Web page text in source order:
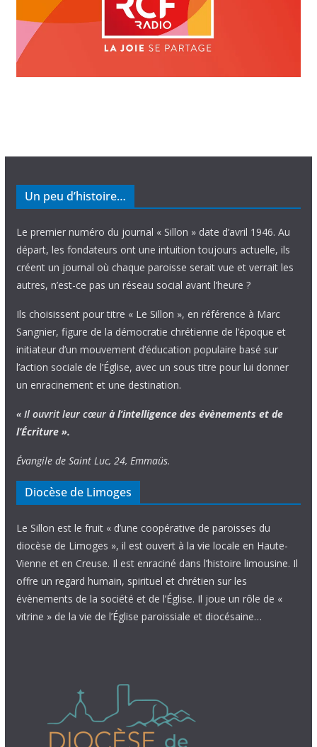
Un peu d’histoire…
Le premier numéro du journal « Sillon » date d’avril 1946. Au
départ, les fondateurs ont une intuition toujours actuelle, ils
créent un journal où chaque paroisse serait vue et verrait les
autres, n’est-ce pas un réseau social avant l’heure ?
Ils choisissent pour titre « Le Sillon », en référence à Marc
Sangnier, figure de la démocratie chrétienne de l’époque et
initiateur d’un mouvement d’éducation populaire basé sur
l’action sociale de l’Église, avec un sous titre pour lui donner
un enracinement et une destination.
« Il ouvrit leur cœur à l’intelligence des évènements et de
l’Écriture ».
Évangile de Saint Luc, 24, Emmaüs.
Diocèse de Limoges
Le Sillon est le fruit « d’une coopérative de paroisses du
diocèse de Limoges », il est ouvert à la vie locale en Haute-
Vienne et en Creuse. Il est enraciné dans l’histoire limousine. Il
offre un regard humain, spirituel et chrétien sur les
évènements de la société et de l’Église. Il joue un rôle de «
vitrine » de la vie de l’Église paroissiale et diocésaine…